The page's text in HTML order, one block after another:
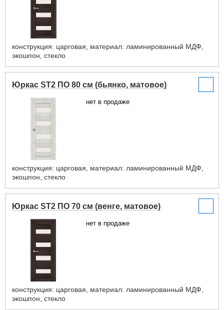
конструкция: царговая, материал: ламинированный МДФ,
экошпон, стекло
Юркас ST2 ПО 80 см (бьянко, матовое)
нет в продаже
конструкция: царговая, материал: ламинированный МДФ,
экошпон, стекло
Юркас ST2 ПО 70 см (венге, матовое)
нет в продаже
конструкция: царговая, материал: ламинированный МДФ,
экошпон, стекло